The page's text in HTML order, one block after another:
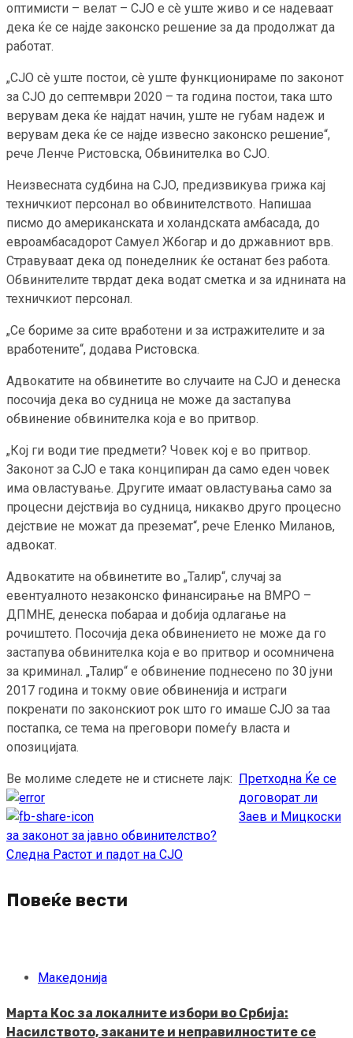
оптимисти – велат – СЈО е сè уште живо и се надеваат
дека ќе се најде законско решение за да продолжат да
работат.
„СЈО сè уште постои, сè уште функционираме по законот
за СЈО до септември 2020 – та година постои, така што
верувам дека ќе најдат начин, уште не губам надеж и
верувам дека ќе се најде извесно законско решение“,
рече Ленче Ристовска, Обвинителка во СЈО.
Неизвесната судбина на СЈО, предизвикува грижа кај
техничкиот персонал во обвинителството. Напишаа
писмо до американската и холандската амбасада, до
евроамбасадорот Самуел Жбогар и до државниот врв.
Стравуваат дека од понеделник ќе останат без работа.
Обвинителите тврдат дека водат сметка и за иднината на
техничкиот персонал.
„Се бориме за сите вработени и за истражителите и за
вработените“, додава Ристовска.
Адвокатите на обвинетите во случаите на СЈО и денеска
посочија дека во судница не може да застапува
обвинение обвинителка која е во притвор.
„Кој ги води тие предмети? Човек кој е во притвор.
Законот за СЈО е така конципиран да само еден човек
има овластување. Другите имаат овластувања само за
процесни дејствија во судница, никакво друго процесно
дејствие не можат да преземат“, рече Еленко Миланов,
адвокат.
Адвокатите на обвинетите во „Талир“, случај за
евентуалното незаконско финансирање на ВМРО –
ДПМНЕ, денеска побараа и добија одлагање на
рочиштето. Посочија дека обвинението не може да го
застапува обвинителка која е во притвор и осомничена
за криминал. „Талир“ е обвинение поднесено по 30 јуни
2017 година и токму овие обвиненија и истраги
покренати по законскиот рок што го имаше СЈО за таа
постапка, се тема на преговори помеѓу власта и
опозицијата.
Ве молиме следете не и стиснете лајк:
Continue
Reading
Претходна Ќе се
договорат ли
Заев и Мицкоски
за законот за јавно обвинителство?
Следна Растот и падот на СЈО
Повеќе вести
Македонија
Марта Кос за локалните избори во Србија:
Насилството, заканите и неправилностите се